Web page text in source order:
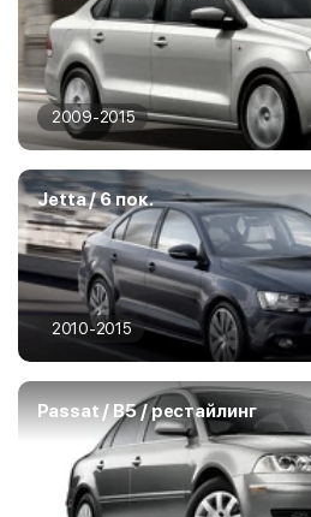
2009-2015
Jetta / 6 пок.
2010-2015
Passat / B5 / рестайлинг